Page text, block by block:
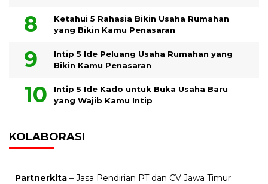
Ketahui 5 Rahasia Bikin Usaha Rumahan
yang Bikin Kamu Penasaran
Intip 5 Ide Peluang Usaha Rumahan yang
Bikin Kamu Penasaran
Intip 5 Ide Kado untuk Buka Usaha Baru
yang Wajib Kamu Intip
KOLABORASI
Partnerkita – Jasa Pendirian PT dan CV Jawa Timur